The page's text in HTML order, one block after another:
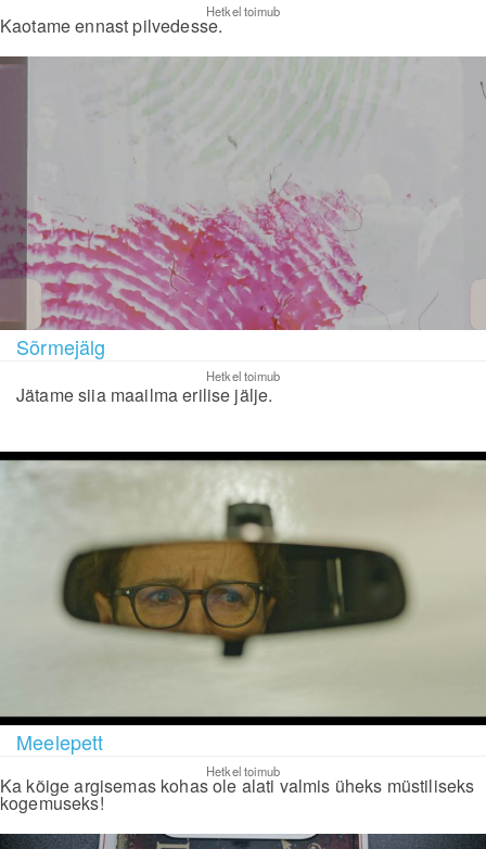
Hetkel toimub
Kaotame ennast pilvedesse.
Sõrmejälg
Hetkel toimub
Jätame siia maailma erilise jälje.
Meelepett
Hetkel toimub
Ka kõige argisemas kohas ole alati valmis üheks müstiliseks
kogemuseks!